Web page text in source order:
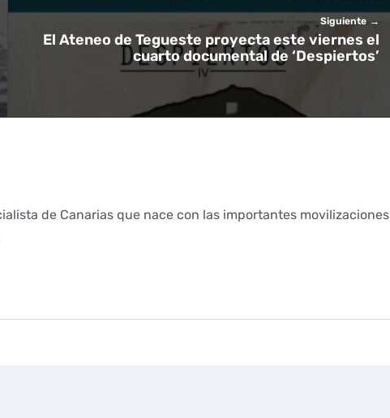
Siguiente
El Ateneo de Tegueste proyecta este viernes el
cuarto documental de ‘Despiertos’
de Canarias que nace con las importantes movilizaciones